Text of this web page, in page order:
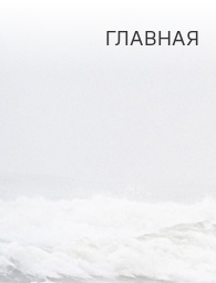
ГЛАВНАЯ